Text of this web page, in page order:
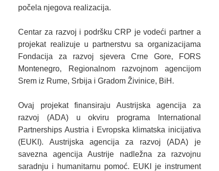
počela njegova realizacija.
Centar za razvoj i podršku CRP je vodeći partner a
projekat realizuje u partnerstvu sa organizacijama
Fondacija za razvoj sjevera Crne Gore, FORS
Montenegro, Regionalnom razvojnom agencijom
Srem iz Rume, Srbija i Gradom Živinice, BiH.
Ovaj projekat finansiraju Austrijska agencija za
razvoj (ADA) u okviru programa International
Partnerships Austria i Evropska klimatska inicijativa
(EUKI). Austrijska agencija za razvoj (ADA) je
savezna agencija Austrije nadležna za razvojnu
saradnju i humanitarnu pomoć. EUKI je instrument